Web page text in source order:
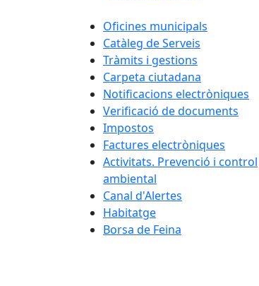
Oficines municipals
Catàleg de Serveis
Tràmits i gestions
Carpeta ciutadana
Notificacions electròniques
Verificació de documents
Impostos
Factures electròniques
Activitats. Prevenció i control
ambiental
Canal d'Alertes
Habitatge
Borsa de Feina